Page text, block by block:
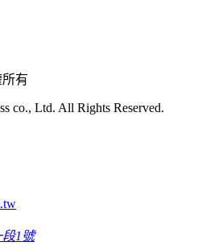
有
co., Ltd. All Rights Reserved.
1號